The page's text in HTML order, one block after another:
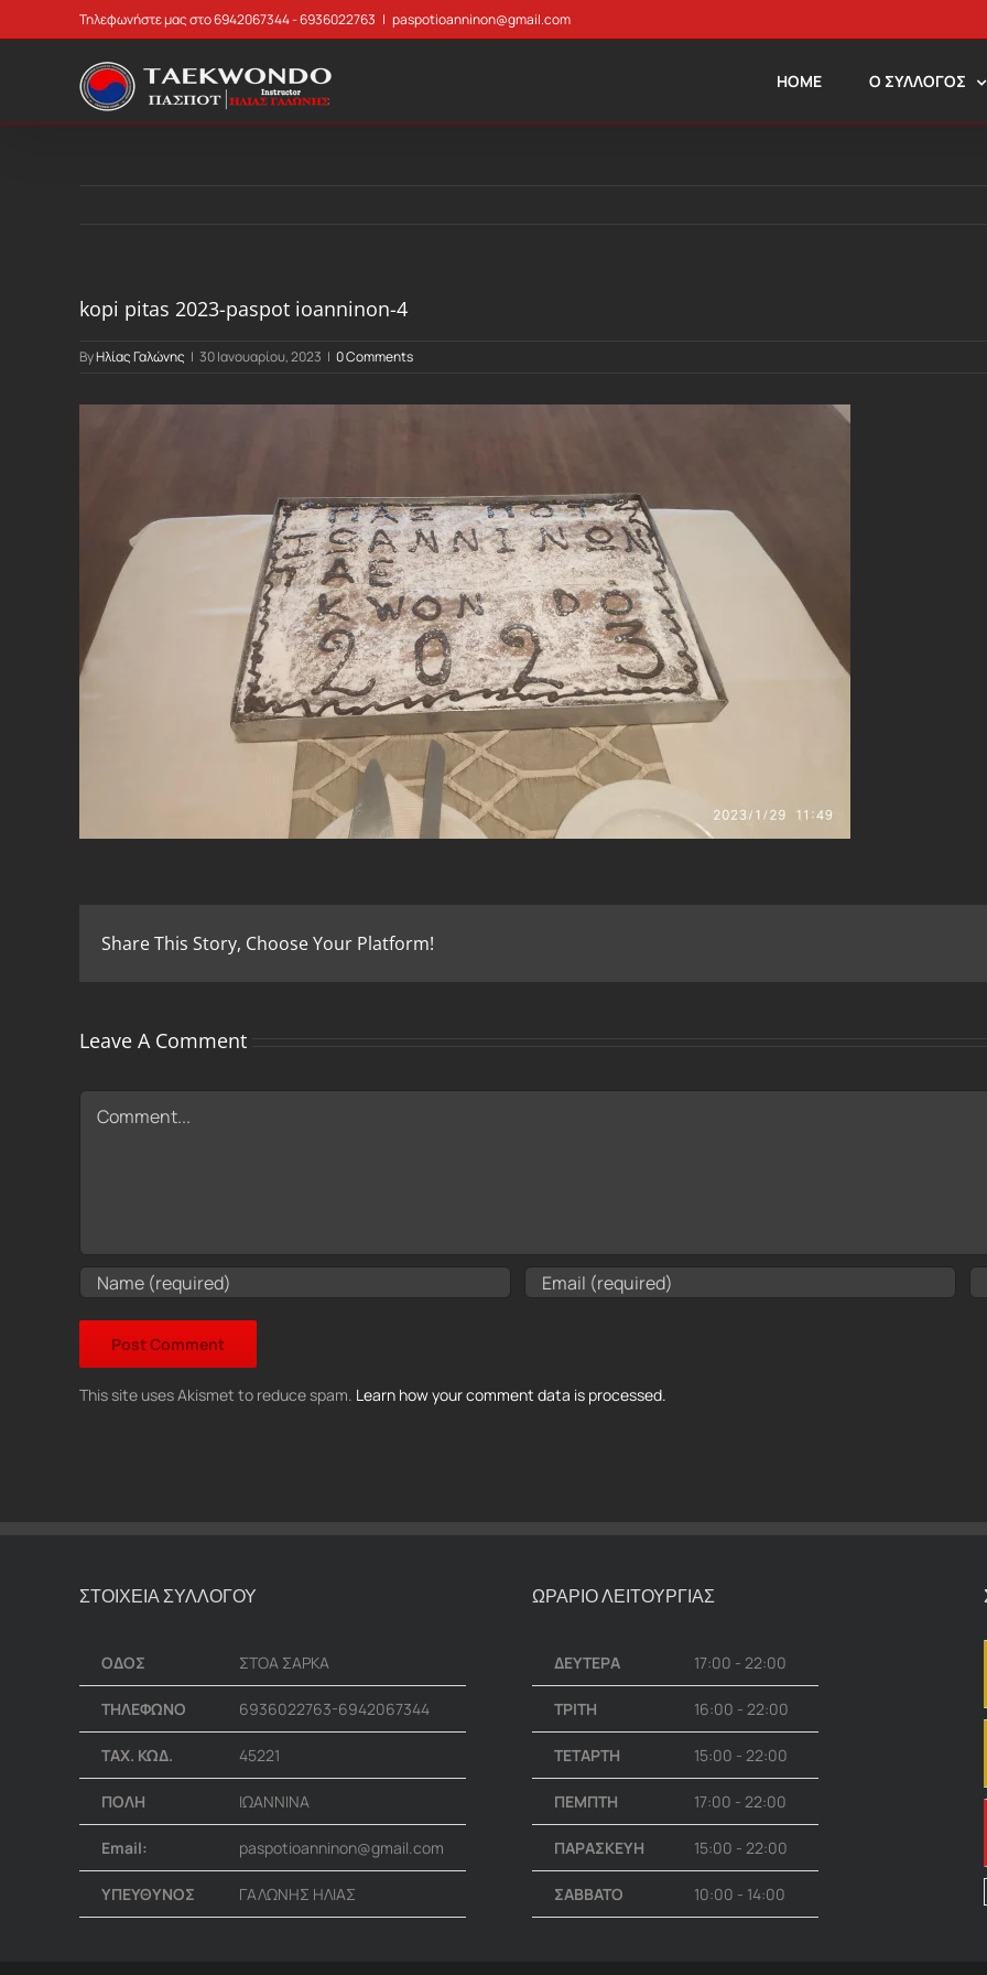
to
Τηλεφωνήστε μας στο 6942067344 - 6936022763 | paspotioanninon@gmail.com
HOME Ο ΣΥΛΛΟΓΟΣ
kopi pitas 2023-paspot ioanninon-4
ByΗλίας Γαλώνης | 30 Ιανουαρίου, 2023 | 0 Comments
Share This Story, Choose Your Platform!
Leave A Comment
Comment
This site uses Akismet to reduce spam. Learn how your comment data is processed.
ΣΤΟΙΧΕΙΑ ΣΥΛΛΟΓΟΥ
ΟΔΟΣ ΣΤΟΑ ΣΑΡΚΑ
ΤΗΛΕΦΩΝΟ 6936022763-6942067344
ΤΑΧ. ΚΩΔ. 45221
ΠΟΛΗ ΙΩΑΝΝΙΝΑ
Email: paspotioanninon@gmail.com
ΥΠΕΥΘΥΝΟΣ ΓΑΛΩΝΗΣ ΗΛΙΑΣ
ΩΡΑΡΙΟ ΛΕΙΤΟΥΡΓΙΑΣ
ΔΕΥΤΕΡΑ 17:00 - 22:00
ΤΡΙΤΗ 16:00 - 22:00
ΤΕΤΑΡΤΗ 15:00 - 22:00
ΠΕΜΠΤΗ 17:00 - 22:00
ΠΑΡΑΣΚΕΥΗ 15:00 - 22:00
ΣΑΒΒΑΤΟ 10:00 - 14:00